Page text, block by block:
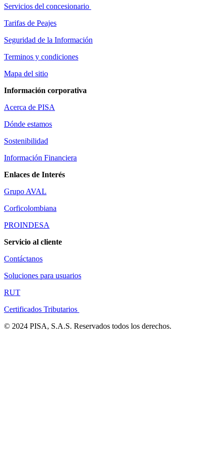
Servicios del concesionario
Tarifas de Peajes
Seguridad de la Información
Terminos y condiciones
Mapa del sitio
Información corporativa
Acerca de PISA
Dónde estamos
Sostenibilidad
Información Financiera
Enlaces de Interés
Grupo AVAL
Corficolombiana
PROINDESA
Servicio al cliente
Contáctanos
Soluciones para usuarios
RUT
Certificados Tributarios
© 2024 PISA, S.A.S. Reservados todos los derechos.